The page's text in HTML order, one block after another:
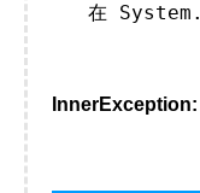
在
InnerException: